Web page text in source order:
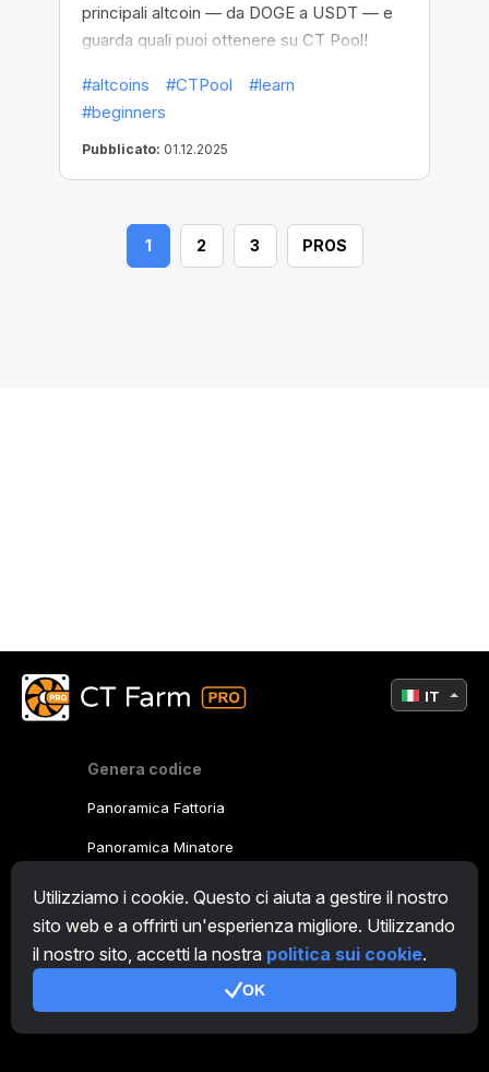
principali altcoin — da DOGE a USDT — e
guarda quali puoi ottenere su CT Pool!
#altcoins #CTPool
#learn
#beginners
Pubblicato: 01.12.2025
1 2 3 PROS
Utilizziamo i cookie. Questo ci aiuta a gestire il nostro
sito web e a offrirti un'esperienza migliore. Utilizzando
il nostro sito, accetti la nostra politica sui cookie.
OK
Genera codice
Panoramica Fattoria
Panoramica Minatore
CryptoTab
Programma Affiliato
Condizioni d'uso
IT